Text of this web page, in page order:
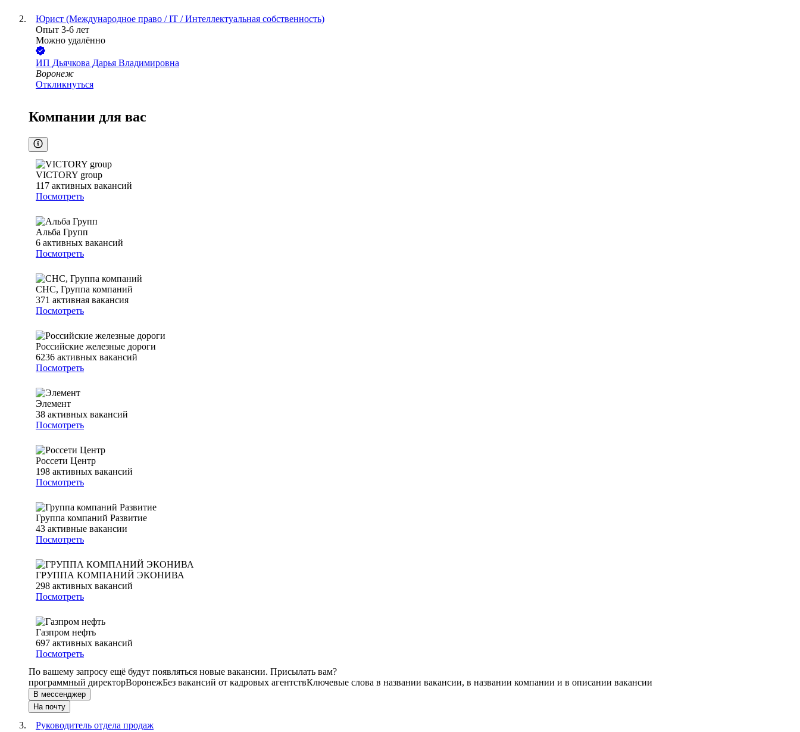
Юрист (Международное право / IT / Интеллектуальная собственность)
Опыт 3-6 лет
Можно удалённо
ИП Дьячкова Дарья Владимировна
Воронеж
Откликнуться
Компании для вас
VICTORY group
117 активных вакансий
Посмотреть
Альба Групп
6 активных вакансий
Посмотреть
СНС, Группа компаний
371 активная вакансия
Посмотреть
Российские железные дороги
6236 активных вакансий
Посмотреть
Элемент
38 активных вакансий
Посмотреть
Россети Центр
198 активных вакансий
Посмотреть
Группа компаний Развитие
43 активные вакансии
Посмотреть
ГРУППА КОМПАНИЙ ЭКОНИВА
298 активных вакансий
Посмотреть
Газпром нефть
697 активных вакансий
Посмотреть
По вашему запросу ещё будут появляться новые вакансии. Присылать вам?
программный директорВоронежБез вакансий от кадровых агентствКлючевые слова в названии вакансии, в названии компании и в описании вакансии
В мессенджер
На почту
Руководитель отдела продаж